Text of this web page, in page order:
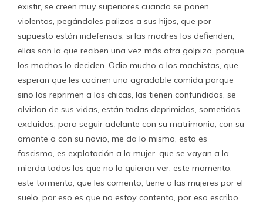
existir, se creen muy superiores cuando se ponen
violentos, pegándoles palizas a sus hijos, que por
supuesto están indefensos, si las madres los defienden,
ellas son la que reciben una vez más otra golpiza, porque
los machos lo deciden. Odio mucho a los machistas, que
esperan que les cocinen una agradable comida porque
sino las reprimen a las chicas, las tienen confundidas, se
olvidan de sus vidas, están todas deprimidas, sometidas,
excluidas, para seguir adelante con su matrimonio, con su
amante o con su novio, me da lo mismo, esto es
fascismo, es explotación a la mujer, que se vayan a la
mierda todos los que no lo quieran ver, este momento,
este tormento, que les comento, tiene a las mujeres por el
suelo, por eso es que no estoy contento, por eso escribo